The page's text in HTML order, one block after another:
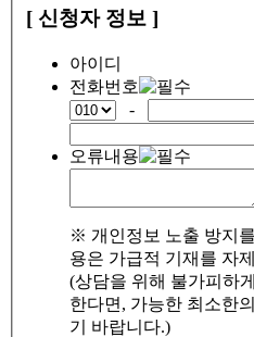
[ 신청자 정보 ]
아이디
전화번호
-
오류내용
※ 개인정보 노출 방지
용은 가급적 기재를 자
(상담을 위해 불가피하
한다면, 가능한 최소한
기 바랍니다.)